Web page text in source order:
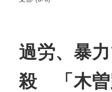
過労、暴
殺 「木曽